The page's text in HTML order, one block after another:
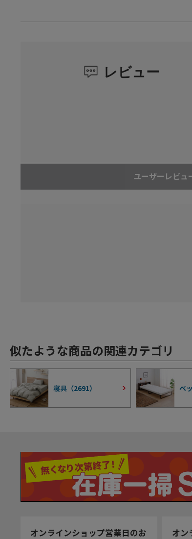
レビュー
ユーザーレビュ
似たような商品の関連カテゴリ
寝具（2691） ベ
オンラインショップ営業日のお
オン